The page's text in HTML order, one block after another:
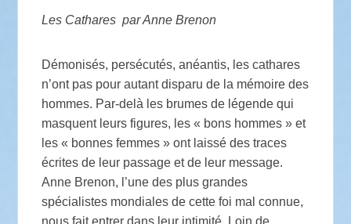
Les Cathares par Anne Brenon
Démonisés, persécutés, anéantis, les cathares
n’ont pas pour autant disparu de la mémoire des
hommes. Par-delà les brumes de légende qui
masquent leurs figures, les « bons hommes » et
les « bonnes femmes » ont laissé des traces
écrites de leur passage et de leur message.
Anne Brenon, l’une des plus grandes
spécialistes mondiales de cette foi mal connue,
nous fait entrer dans leur intimité. Loin de